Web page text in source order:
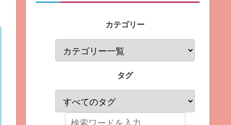
カテゴリー
タグ